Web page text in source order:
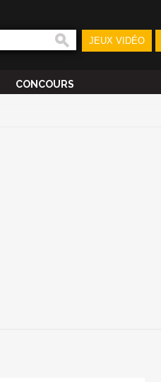
JEUX VIDÉO
CONCOURS